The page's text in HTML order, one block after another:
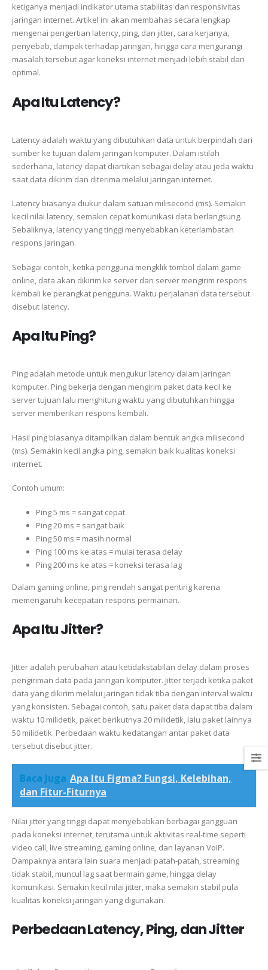
ketiganya menjadi indikator utama stabilitas dan responsivitas
jaringan internet. Artikel ini akan membahas secara lengkap
mengenai pengertian latency, ping, dan jitter, cara kerjanya,
penyebab, dampak terhadap jaringan, hingga cara mengurangi
masalah tersebut agar koneksi internet menjadi lebih stabil dan
optimal.
Apa Itu Latency?
Latency adalah waktu yang dibutuhkan data untuk berpindah dari
sumber ke tujuan dalam jaringan komputer. Dalam istilah
sederhana, latency dapat diartikan sebagai delay atau jeda waktu
saat data dikirim dan diterima melalui jaringan internet.
Latency biasanya diukur dalam satuan milisecond (ms). Semakin
kecil nilai latency, semakin cepat komunikasi data berlangsung.
Sebaliknya, latency yang tinggi menyebabkan keterlambatan
respons jaringan.
Sebagai contoh, ketika pengguna mengklik tombol dalam game
online, data akan dikirim ke server dan server mengirim respons
kembali ke perangkat pengguna. Waktu perjalanan data tersebut
disebut latency.
Apa Itu Ping?
Ping adalah metode untuk mengukur latency dalam jaringan
komputer. Ping bekerja dengan mengirim paket data kecil ke
server tujuan lalu menghitung waktu yang dibutuhkan hingga
server memberikan respons kembali.
Hasil ping biasanya ditampilkan dalam bentuk angka milisecond
(ms). Semakin kecil angka ping, semakin baik kualitas koneksi
internet.
Contoh umum:
Ping 5 ms = sangat cepat
Ping 20 ms = sangat baik
Ping 50 ms = masih normal
Ping 100 ms ke atas = mulai terasa delay
Ping 200 ms ke atas = koneksi terasa lag
Dalam gaming online, ping rendah sangat penting karena
memengaruhi kecepatan respons permainan.
Apa Itu Jitter?
Jitter adalah perubahan atau ketidakstabilan delay dalam proses
pengiriman data pada jaringan komputer. Jitter terjadi ketika paket
data yang dikirim melalui jaringan tidak tiba dengan interval waktu
yang konsisten. Sebagai contoh, satu paket data dapat tiba dalam
waktu 10 milidetik, paket berikutnya 20 milidetik, lalu paket lainnya
50 milidetik. Perbedaan waktu kedatangan antar paket data
tersebut disebut jitter.
Baca Juga Apa Itu Figma? Fungsi, Kelebihan,
dan Fitur-Fiturnya
Nilai jitter yang tinggi dapat menyebabkan berbagai gangguan
pada koneksi internet, terutama untuk aktivitas real-time seperti
video call, live streaming, gaming online, dan layanan VoIP.
Dampaknya antara lain suara menjadi patah-patah, streaming
tidak stabil, muncul lag saat bermain game, hingga delay
komunikasi. Semakin kecil nilai jitter, maka semakin stabil pula
kualitas koneksi jaringan yang digunakan.
Perbedaan Latency, Ping, dan Jitter